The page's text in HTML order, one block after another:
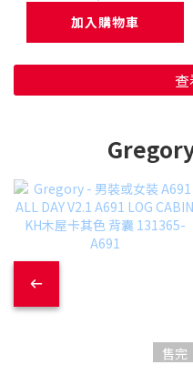
加入購物車
查
售完